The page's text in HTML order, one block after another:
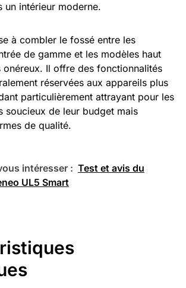
un intérieur moderne.
à combler le fossé entre les
de gamme et les modèles haut
onéreux. Il offre des fonctionnalités
réservées aux appareils plus
particulièrement attrayant pour les
soucieux de leur budget mais
de qualité.
intéresser : Test et avis du
UL5 Smart